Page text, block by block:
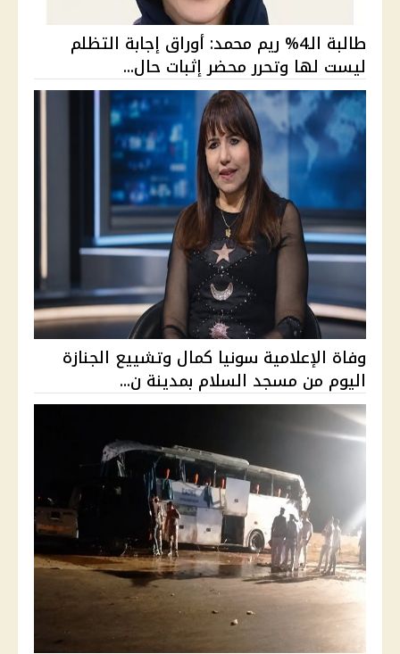
طالبة الـ4% ريم محمد: أوراق إجابة التظلم
ليست لها وتحرر محضر إثبات حال...
وفاة الإعلامية سونيا كمال وتشييع الجنازة
اليوم من مسجد السلام بمدينة ن...